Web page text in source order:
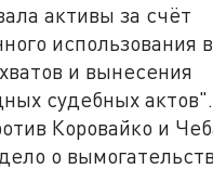
активы за счёт
использования
и вынесения
судебных
Коровайко и
о